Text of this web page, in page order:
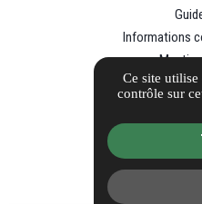
Informations
Politique de
Gestion
Ce site utilise
contrôle sur